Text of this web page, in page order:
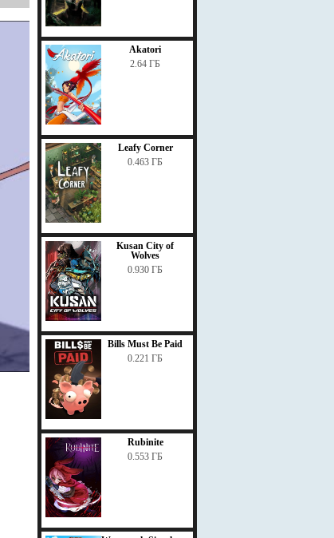
Akatori
2.64 ГБ
Leafy Corner
0.463 ГБ
Kusan City of
Wolves
0.930 ГБ
Bills Must Be Paid
0.221 ГБ
Rubinite
0.553 ГБ